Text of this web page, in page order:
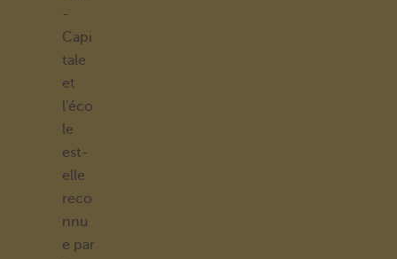
-
Capi
tale
et
l'éco
le
est-
elle
reco
nnu
e par